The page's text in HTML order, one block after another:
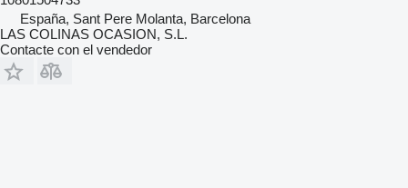
España, Sant Pere Molanta, Barcelona
LAS COLINAS OCASION, S.L.
Contacte con el vendedor